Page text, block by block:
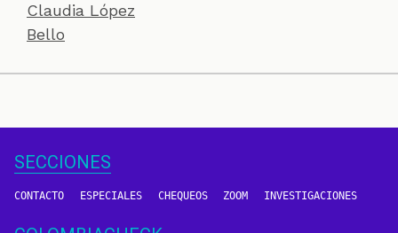
Claudia López
Bello
SECCIONES
CONTACTO ESPECIALES CHEQUEOS ZOOM INVESTIGACIONES